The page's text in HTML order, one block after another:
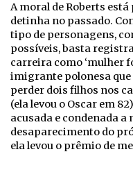
A moral de Roberts
detinha no passado.
tipo de personagens,
possíveis, basta
carreira como ‘mulher
imigrante polonesa
perder dois filhos nos
(ela levou o Oscar em
acusada e condenada
desaparecimento do
ela levou o prêmio de